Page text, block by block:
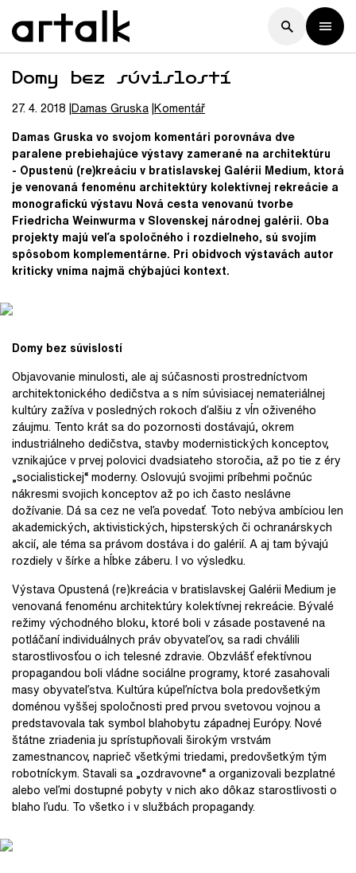
Domy bez súvislostí
27. 4. 2018 Damas Gruska Komentář
Damas Gruska vo svojom komentári porovnáva dve
paralene prebiehajúce výstavy zamerané na architektúru
- Opustenú (re)kreáciu v bratislavskej Galérii Medium, ktorá
je venovaná fenoménu architektúry kolektívnej rekreácie a
monografickú výstavu Nová cesta venovanú tvorbe
Friedricha Weinwurma v Slovenskej národnej galérii. Oba
projekty majú veľa spoločného i rozdielneho, sú svojím
spôsobom komplementárne. Pri obidvoch výstavách autor
kriticky vníma najmä chýbajúci kontext.
Domy bez súvislostí
Objavovanie minulosti, ale aj súčasnosti prostredníctvom
architektonického dedičstva a s ním súvisiacej nemateriálnej
kultúry zažíva v posledných rokoch ďalšiu z vĺn oživeného
záujmu. Tento krát sa do pozornosti dostávajú, okrem
industriálneho dedičstva, stavby modernistických konceptov,
vznikajúce v prvej polovici dvadsiateho storočia, až po tie z éry
„socialistickej“ moderny. Oslovujú svojimi príbehmi počnúc
nákresmi svojich konceptov až po ich často neslávne
dožívanie. Dá sa cez ne veľa povedať. Toto nebýva ambíciou len
akademických, aktivistických, hipsterských či ochranárskych
akcií, ale téma sa právom dostáva i do galérií. A aj tam bývajú
rozdiely v šírke a hĺbke záberu. I vo výsledku.
Výstava Opustená (re)kreácia v bratislavskej Galérii Medium je
venovaná fenoménu architektúry kolektívnej rekreácie. Bývalé
režimy východného bloku, ktoré boli v zásade postavené na
potláčaní individuálnych práv obyvateľov, sa radi chválili
starostlivosťou o ich telesné zdravie. Obzvlášť efektívnou
propagandou boli vládne sociálne programy, ktoré zasahovali
masy obyvateľstva. Kultúra kúpeľníctva bola predovšetkým
doménou vyššej spoločnosti pred prvou svetovou vojnou a
predstavovala tak symbol blahobytu západnej Európy. Nové
štátne zriadenia ju sprístupňovali širokým vrstvám
zamestnancov, naprieč všetkými triedami, predovšetkým tým
robotníckym. Stavali sa „ozdravovne“ a organizovali bezplatné
alebo veľmi dostupné pobyty v nich ako dôkaz starostlivosti o
blaho ľudu. To všetko i v službách propagandy.